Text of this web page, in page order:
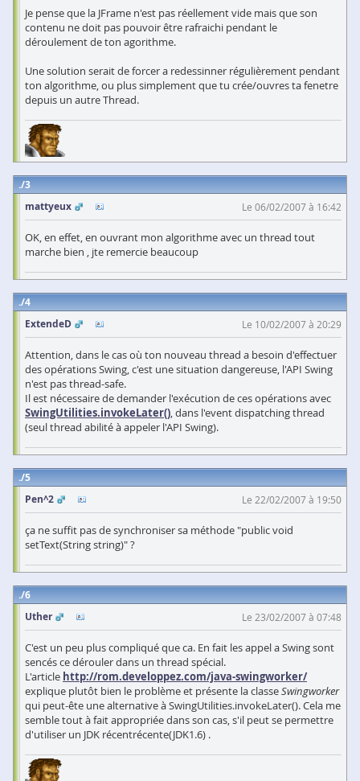
Je pense que la JFrame n'est pas réellement vide mais que son
contenu ne doit pas pouvoir être rafraichi pendant le
déroulement de ton agorithme.
Une solution serait de forcer a redessinner régulièrement pendant
ton algorithme, ou plus simplement que tu crée/ouvres ta fenetre
depuis un autre Thread.
3
mattyeux
Le 06/02/2007 à 16:42
OK, en effet, en ouvrant mon algorithme avec un thread tout
marche bien , jte remercie beaucoup
4
ExtendeD
Le 10/02/2007 à 20:29
Attention, dans le cas où ton nouveau thread a besoin d'effectuer
des opérations Swing, c'est une situation dangereuse, l'API Swing
n'est pas thread-safe.
Il est nécessaire de demander l'exécution de ces opérations avec
SwingUtilities.invokeLater(), dans l'event dispatching thread
(seul thread abilité à appeler l'API Swing).
5
Pen^2
Le 22/02/2007 à 19:50
ça ne suffit pas de synchroniser sa méthode "public void
setText(String string)" ?
6
Uther
Le 23/02/2007 à 07:48
C'est un peu plus compliqué que ca. En fait les appel a Swing sont
sencés ce dérouler dans un thread spécial.
L'article http://rom.developpez.com/java-swingworker/
explique plutôt bien le problème et présente la classeSwingworker
qui peut-ête une alternative à SwingUtilities.invokeLater(). Cela me
semble tout à fait appropriée dans son cas, s'il peut se permettre
d'utiliser un JDK récentrécente(JDK1.6) .